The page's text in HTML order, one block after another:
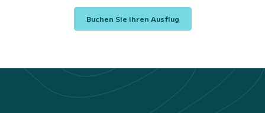
Buchen Sie Ihren Ausflug